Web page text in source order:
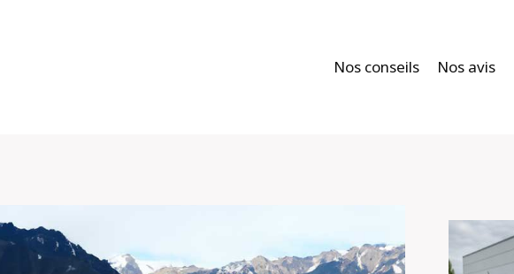
Nos conseils Nos avis